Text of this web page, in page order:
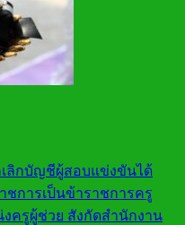
ลิกบัญชีผู้สอบแข่งขันได้
ชการเป็นข้าราชการครู
ครูผู้ช่วย สังกัดสำนักงาน